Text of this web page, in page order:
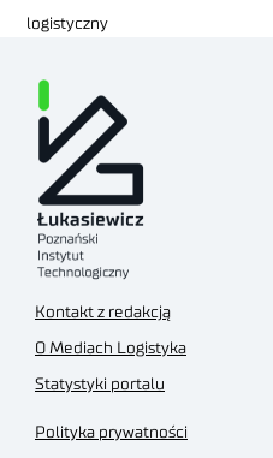
logistyczny
Kontakt z redakcją
O Mediach Logistyka
Statystyki portalu
Polityka prywatności